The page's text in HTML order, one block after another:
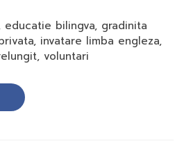
educatie bilingva, gradinita
, invatare limba engleza,
, voluntari